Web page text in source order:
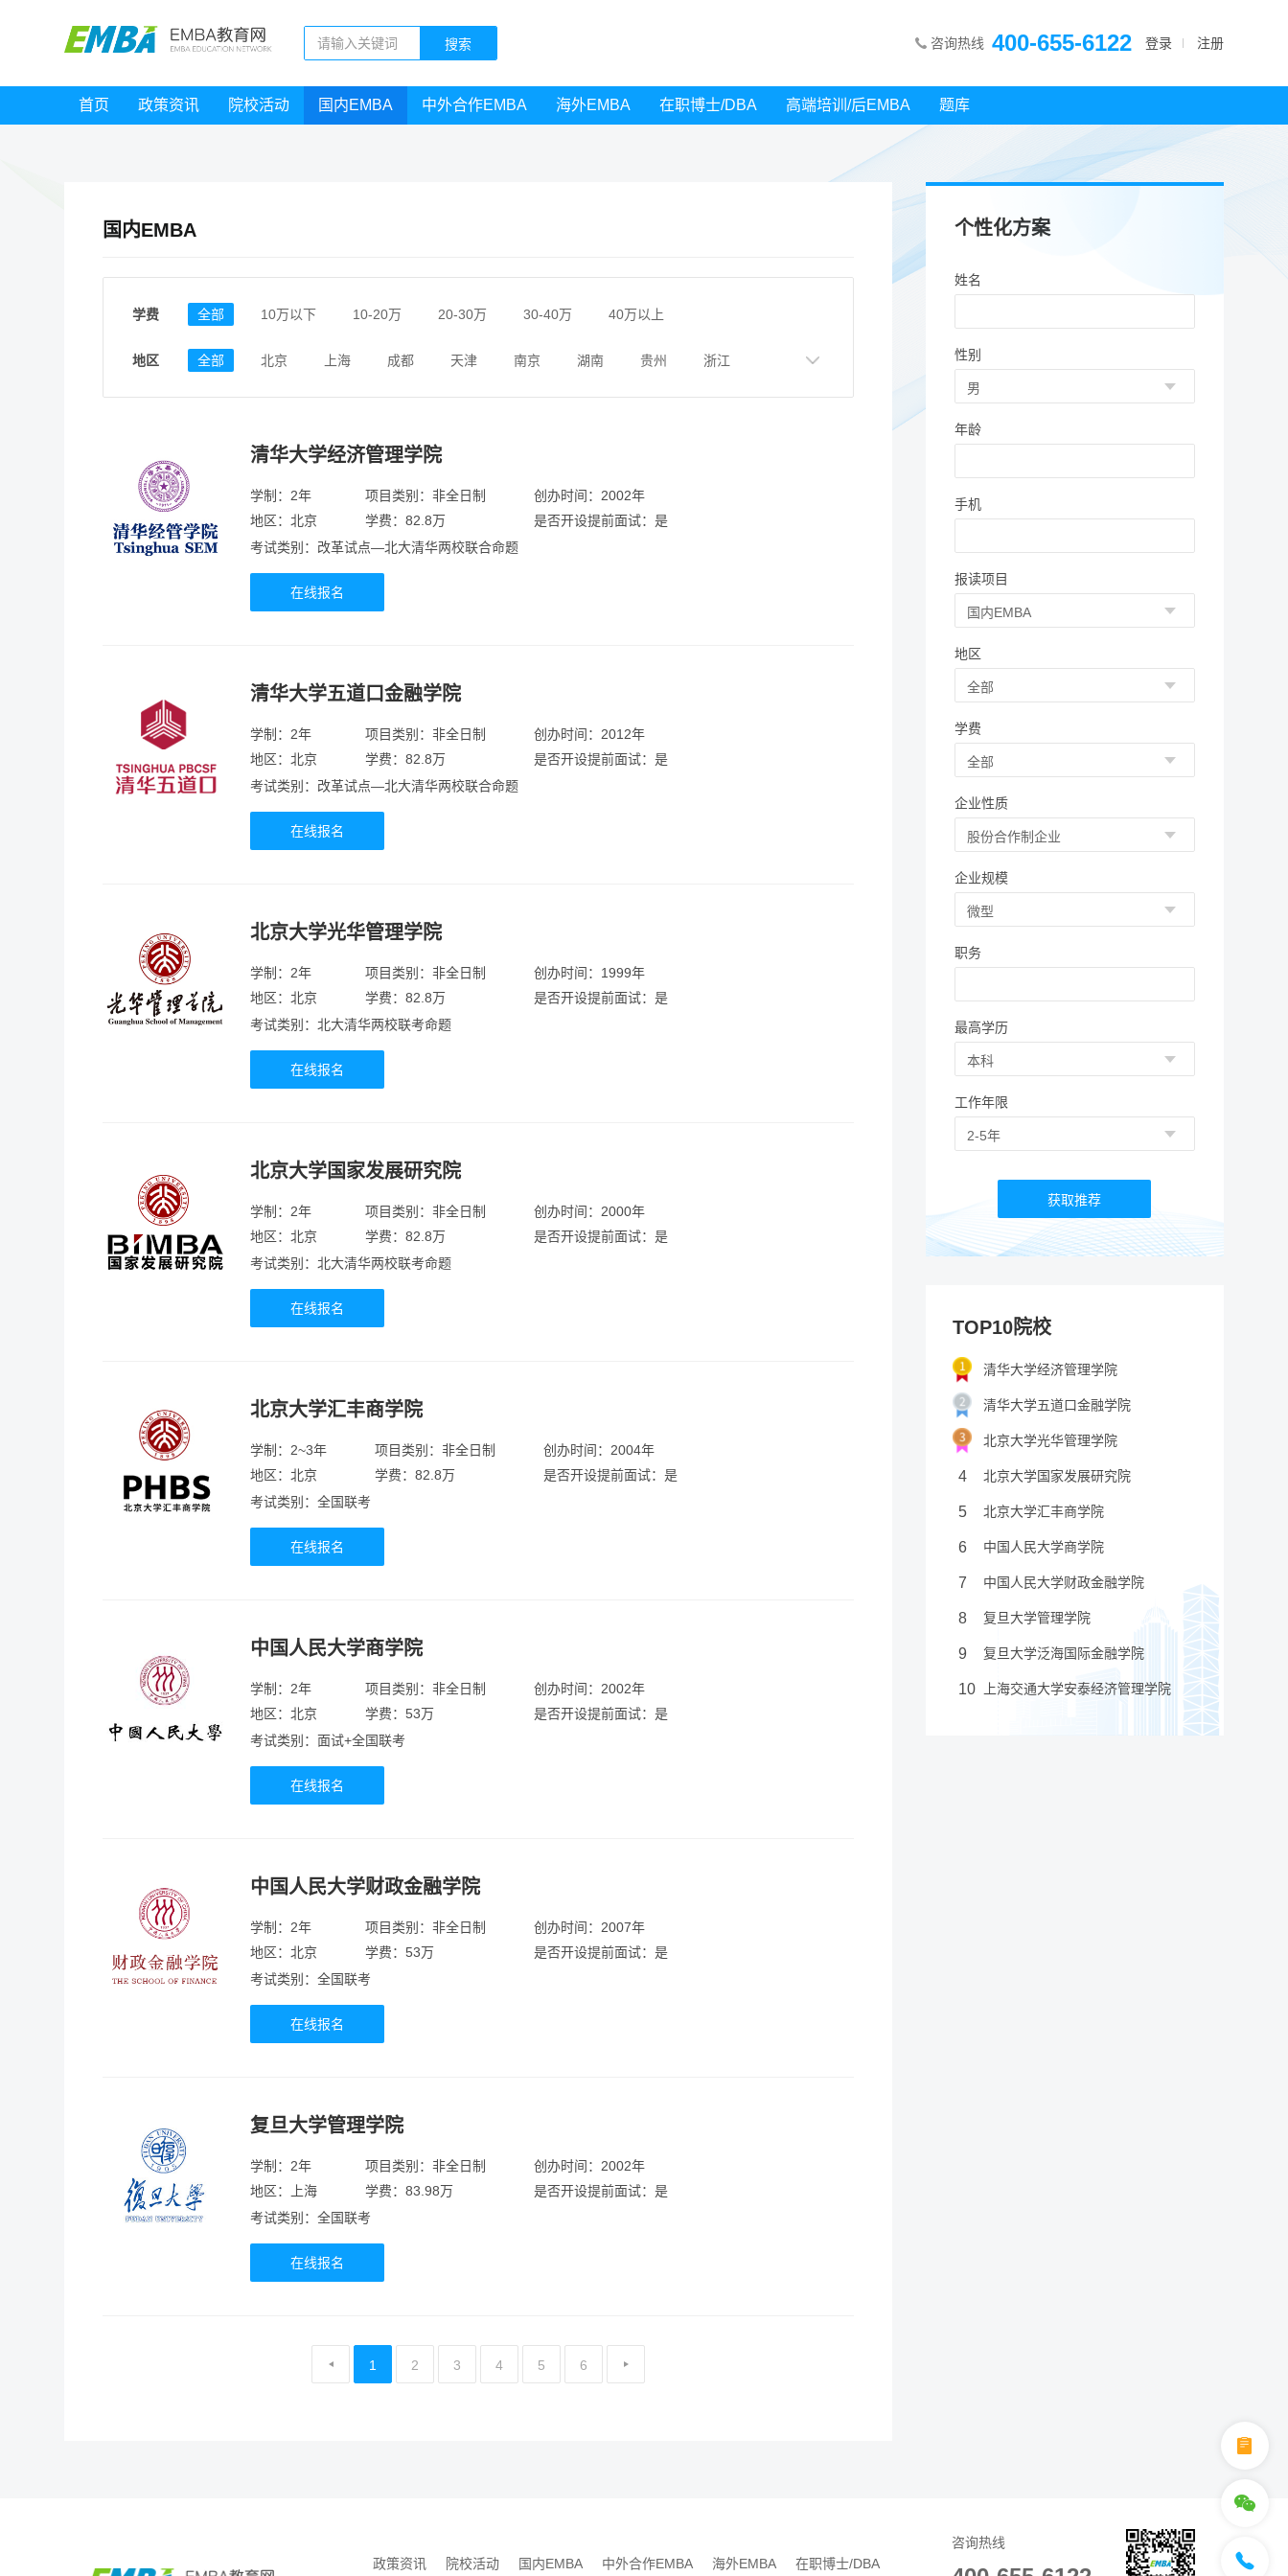
咨询热线 400-655-6122 登录 注册
首页 政策资讯 院校活动 国内EMBA 中外合作EMBA 海外EMBA 在职博士/DBA 高端培训/后EMBA 题库
国内EMBA
学费 全部 10万以下 10-20万 20-30万 30-40万 40万以上
地区 全部 北京 上海 成都 天津 南京 湖南 贵州 浙江
清华大学经济管理学院
学制：2年
地区：北京
项目类别：非全日制
学费：82.8万
创办时间：2002年
是否开设提前面试：是
考试类别：改革试点—北大清华两校联合命题
在线报名
清华大学五道口金融学院
学制：2年
地区：北京
项目类别：非全日制
学费：82.8万
创办时间：2012年
是否开设提前面试：是
考试类别：改革试点—北大清华两校联合命题
在线报名
北京大学光华管理学院
学制：2年
地区：北京
项目类别：非全日制
学费：82.8万
创办时间：1999年
是否开设提前面试：是
考试类别：北大清华两校联考命题
在线报名
北京大学国家发展研究院
学制：2年
地区：北京
项目类别：非全日制
学费：82.8万
创办时间：2000年
是否开设提前面试：是
考试类别：北大清华两校联考命题
在线报名
北京大学汇丰商学院
学制：2~3年
地区：北京
项目类别：非全日制
学费：82.8万
创办时间：2004年
是否开设提前面试：是
考试类别：全国联考
在线报名
中国人民大学商学院
学制：2年
地区：北京
项目类别：非全日制
学费：53万
创办时间：2002年
是否开设提前面试：是
考试类别：面试+全国联考
在线报名
中国人民大学财政金融学院
学制：2年
地区：北京
项目类别：非全日制
学费：53万
创办时间：2007年
是否开设提前面试：是
考试类别：全国联考
在线报名
复旦大学管理学院
学制：2年
地区：上海
项目类别：非全日制
学费：83.98万
创办时间：2002年
是否开设提前面试：是
考试类别：全国联考
在线报名
1 2 3 4 5 6
个性化方案
姓名
性别
年龄
手机
报读项目
地区
学费
企业性质
企业规模
职务
最高学历
工作年限
TOP10院校
清华大学经济管理学院
清华大学五道口金融学院
北京大学光华管理学院
4 北京大学国家发展研究院
5 北京大学汇丰商学院
6 中国人民大学商学院
7 中国人民大学财政金融学院
8 复旦大学管理学院
9 复旦大学泛海国际金融学院
10 上海交通大学安泰经济管理学院
政策资讯 院校活动 国内EMBA 中外合作EMBA 海外EMBA 在职博士/DBA
咨询热线